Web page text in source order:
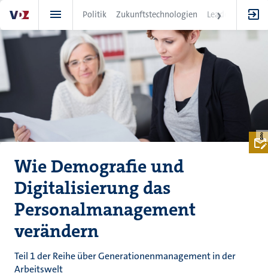
zum
Inhalt
Politik Zukunftstechnologien Leadership
Wie Demografie und
Digitalisierung das
Personalmanagement
verändern
Teil 1 der Reihe über Generationenmanagement in der
Arbeitswelt